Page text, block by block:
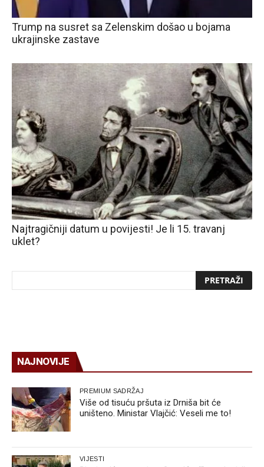
Trump na susret sa Zelenskim došao u bojama
ukrajinske zastave
Najtragičniji datum u povijesti! Je li 15. travanj
uklet?
NAJNOVIJE
PREMIUM SADRŽAJ
Više od tisuću pršuta iz Drniša bit će
uništeno. Ministar Vlajčić: Veseli me to!
VIJESTI